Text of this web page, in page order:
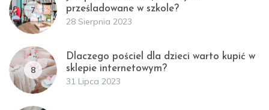
7
prześladowane w szkole?
28 Sierpnia 2023
8
Dlaczego pościel dla dzieci warto kupić w
sklepie internetowym?
31 Lipca 2023